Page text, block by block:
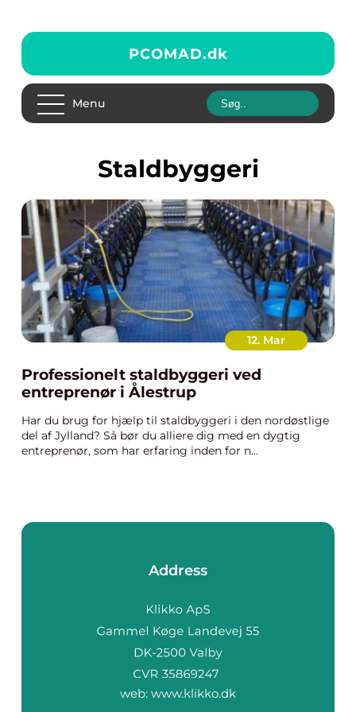
PCOMAD.dk
Menu
staldbyggeri
12. Mar
Professionelt staldbyggeri ved
entreprenør i Ålestrup
Har du brug for hjælp til staldbyggeri i den nordøstlige
del af Jylland? Så bør du alliere dig med en dygtig
entreprenør, som har erfaring inden for n...
Address
web: www.klikko.dk